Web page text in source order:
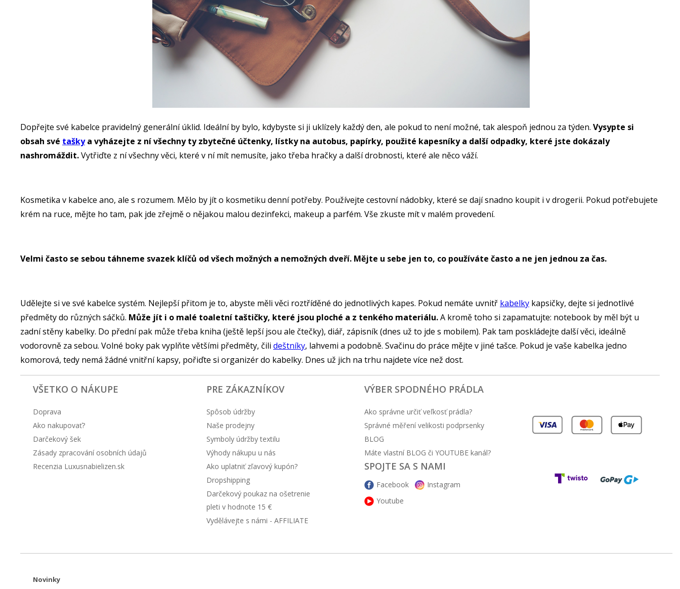
Dopřejte své kabelce pravidelný generální úklid. Ideální by bylo, kdybyste si ji uklízely každý den, ale pokud to není možné, tak alespoň jednou za týden. Vysypte si
obsah své taškya vyházejte z ní všechny ty zbytečné účtenky, lístky na autobus, papírky, použité kapesníky a další odpadky, které jste dokázaly
nashromáždit.Vytřiďte z ní všechny věci, které v ní mít nemusíte, jako třeba hračky a další drobnosti, které ale něco váží.
Kosmetika v kabelce ano, ale s rozumem. Mělo by jít o kosmetiku denní potřeby. Používejte cestovní nádobky, které se dají snadno koupit i v drogerii. Pokud potřebujete
krém na ruce, mějte ho tam, pak jde zřejmě o nějakou malou dezinfekci, makeup a parfém. Vše zkuste mít v malém provedení.
Velmi často se sebou táhneme svazek klíčů od všech možných a nemožných dveří. Mějte u sebe jen to, co používáte často a ne jen jednou za čas.
Udělejte si ve své kabelce systém. Nejlepší přitom je to, abyste měli věci roztříděné do jednotlivých kapes. Pokud nemáte uvnitř kabelky kapsičky, dejte si jednotlivé
předměty do různých sáčků. Může jít i o malé toaletní taštičky, které jsou ploché a z tenkého materiálu.A kromě toho si zapamatujte: notebook by měl být u
zadní stěny kabelky. Do přední pak může třeba kniha (ještě lepší jsou ale čtečky), diář, zápisník (dnes už to jde s mobilem). Pak tam poskládejte další věci, ideálně
vodorovně za sebou. Volné boky pak vyplňte většími předměty, čili deštníky, lahvemi a podobně. Svačinu do práce mějte v jiné tašce. Pokud je vaše kabelka jedno
komorová, tedy nemá žádné vnitřní kapsy, pořiďte si organizér do kabelky. Dnes už jich na trhu najdete více než dost.
VŠETKO O NÁKUPE
Doprava
Ako nakupovať?
Darčekový šek
Zásady zpracování osobních údajů
Recenzia Luxusnabielizen.sk
PRE ZÁKAZNÍKOV
Spôsob údržby
Naše prodejny
Symboly údržby textilu
Výhody nákupu u nás
Ako uplatniť zľavový kupón?
Dropshipping
Darčekový poukaz na ošetrenie
pleti v hodnote 15 €
Vydělávejte s námi - AFFILIATE
VÝBER SPODNÉHO PRÁDLA
Ako správne určiť veľkosť prádla?
Správné měření velikosti podprsenky
BLOG
Máte vlastní BLOG či YOUTUBE kanál?
SPOJTE SA S NAMI
Facebook
Instagram
Youtube
Novinky